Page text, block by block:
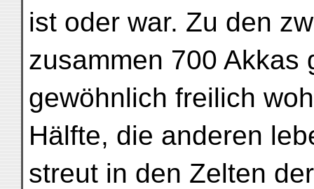
ist oder war. Zu den
zusammen 700 Akkas
gewöhnlich freilich
Hälfte, die anderen
streut in den Zelten